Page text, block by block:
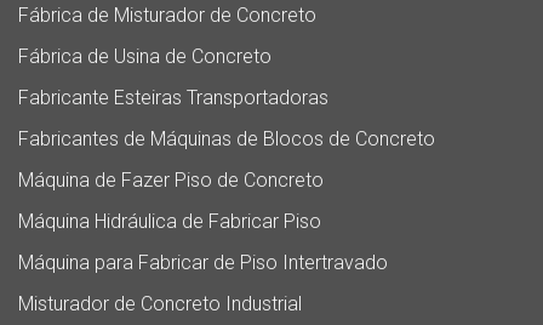
Fábrica de Misturador de Concreto
Fábrica de Usina de Concreto
Fabricante Esteiras Transportadoras
Fabricantes de Máquinas de Blocos de Concreto
Máquina de Fazer Piso de Concreto
Máquina Hidráulica de Fabricar Piso
Máquina para Fabricar de Piso Intertravado
Misturador de Concreto Industrial